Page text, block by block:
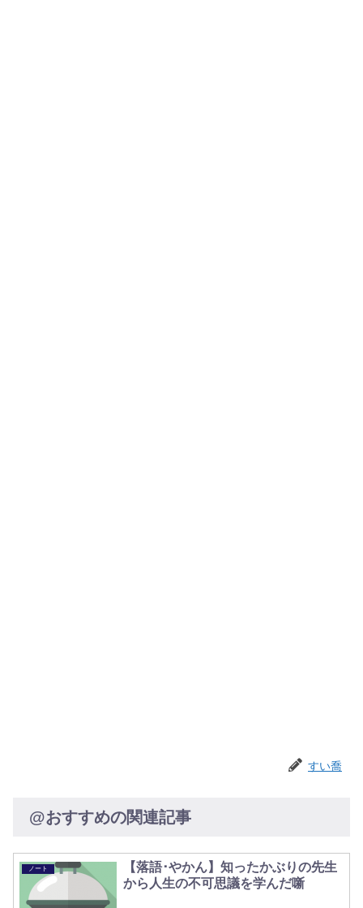
すい喬
@おすすめの関連記事
ノート
【落語･やかん】知ったかぶりの先生
から人生の不可思議を学んだ噺